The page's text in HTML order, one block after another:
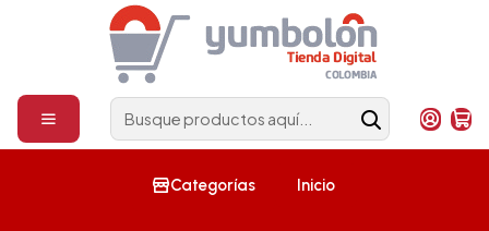
Categorías Inicio
Construcción ¡Compra ahora!
Construcción Placus/Laminas
Lámina de Espuma Acústica Negra 30 mm, 1 m x 2 m (12m²) Pack x